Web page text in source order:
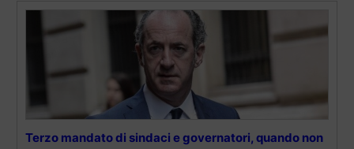
Terzo mandato di sindaci e governatori, quando non